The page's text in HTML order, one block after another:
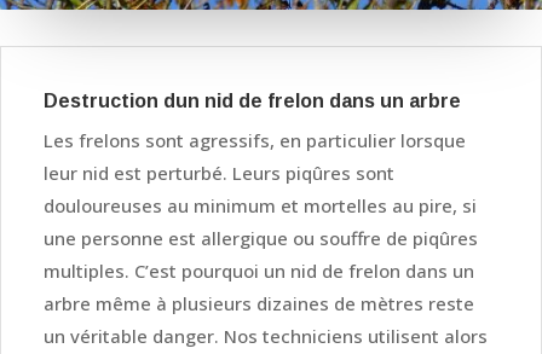
Destruction dun nid de frelon dans un arbre
Les frelons sont agressifs, en particulier lorsque
leur nid est perturbé. Leurs piqûres sont
douloureuses au minimum et mortelles au pire, si
une personne est allergique ou souffre de piqûres
multiples. C’est pourquoi un nid de frelon dans un
arbre même à plusieurs dizaines de mètres reste
un véritable danger. Nos techniciens utilisent alors